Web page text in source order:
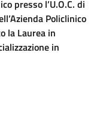
presso l’U.O.C. di
Policlinico
la Laurea in
in